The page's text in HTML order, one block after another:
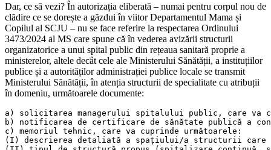
Dar, ce să vezi? În autorizația eliberată – numai pentru corpul nou de
clădire ce se dorește a găzdui în viitor Departamentul Mama și
Copilul al SCJU – nu se face referire la respectarea Ordinului
3473/2024 al MS care spune că în vederea avizării structurii
organizatorice a unui spital public din rețeaua sanitară proprie a
ministerelor, altele decât cele ale Ministerului Sănătății, a instituțiilor
publice și a autorităților administrației publice locale se transmit
Ministerului Sănătății, în atenția structurii de specialitate cu atribuții
în domeniu, următoarele documente:
a) solicitarea managerului spitalului public, care va
b) notificarea de certificare de sănătate publică a
c) memoriul tehnic, care va cuprinde următoarele:
(I) descrierea detaliată a spațiului/a structurii care